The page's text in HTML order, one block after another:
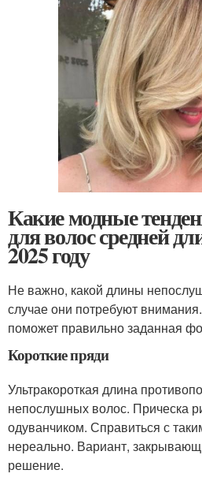
Какие модные
для волос средней
2025 году
Не важно, какой длины
случае они потребуют
поможет правильно заданная
Короткие пряди
Ультракороткая длина
непослушных волос. Прическа
одуванчиком. Справиться с
нереально. Вариант,
решение.